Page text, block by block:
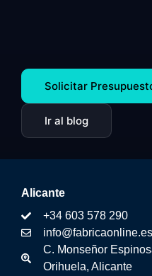
Solicitar
Ir al blog
Alicante
+34 603 578 290
info@fabricaonline.es
C. Monseñor
Orihuela, Alicante